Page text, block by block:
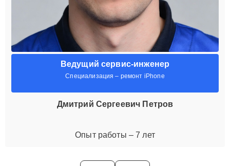
Ведущий сервис-инженер
Специализация – ремонт iPhone
Дмитрий Сергеевич Петров
Опыт работы – 7 лет